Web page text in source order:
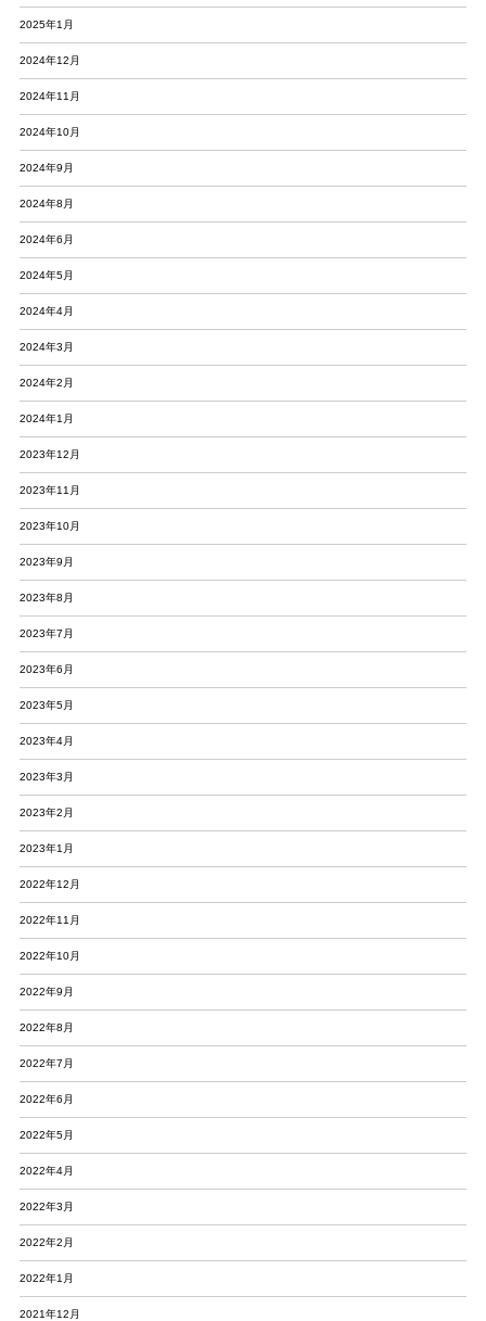
2025年1月
2024年12月
2024年11月
2024年10月
2024年9月
2024年8月
2024年6月
2024年5月
2024年4月
2024年3月
2024年2月
2024年1月
2023年12月
2023年11月
2023年10月
2023年9月
2023年8月
2023年7月
2023年6月
2023年5月
2023年4月
2023年3月
2023年2月
2023年1月
2022年12月
2022年11月
2022年10月
2022年9月
2022年8月
2022年7月
2022年6月
2022年5月
2022年4月
2022年3月
2022年2月
2022年1月
2021年12月